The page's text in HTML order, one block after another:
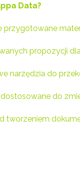
Data?
przygotowane
propozycji
narzędzia do
dostosowane do
tworzeniem